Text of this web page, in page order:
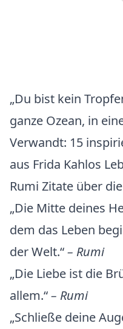
„Du bist kein
ganze Ozean, in
Verwandt: 15
aus Frida Kahlos
Rumi Zitate über
„Die Mitte deines
dem das Leben
der Welt.“– Rumi
„Die Liebe ist die
allem.“– Rumi
„Schließe deine